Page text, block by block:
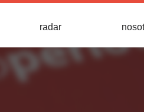
radar